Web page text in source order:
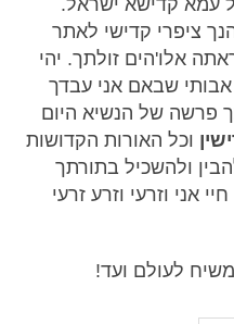
עמא קדישא ישראל.
ציפרי קדישי לאתר
אלו'הים זולתך. יהי
אבותי שבאם אני עבדך
פרשה של הנשיא היום
וכל האורות הקדושות
ולהשכיל בתורתך
אני וזרעי וזרע זרעי
לעולם ועד!